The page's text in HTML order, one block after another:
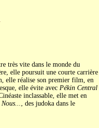
très vite dans le monde du
elle poursuit une courte carrière
elle réalise son premier film, en
elle évite avec Pékin Central
inclassable, elle met en
Nous... , des judoka dans le